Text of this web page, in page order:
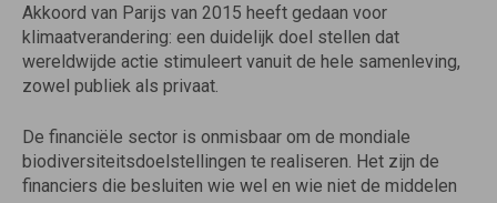
Akkoord van Parijs van 2015 heeft gedaan voor
klimaatverandering: een duidelijk doel stellen dat
wereldwijde actie stimuleert vanuit de hele samenleving,
zowel publiek als privaat.
De financiële sector is onmisbaar om de mondiale
biodiversiteitsdoelstellingen te realiseren. Het zijn de
financiers die besluiten wie wel en wie niet de middelen